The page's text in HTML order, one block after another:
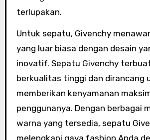
terlupakan.
Untuk sepatu, Givenchy
yang luar biasa dengan desain
inovatif. Sepatu Givenchy
berkualitas tinggi dan dirancang
memberikan kenyamanan
penggunanya. Dengan berbagai
warna yang tersedia, sepatu
melengkapi gaya fashion Anda